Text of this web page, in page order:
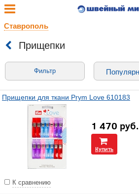
Ставрополь
Прищепки
Фильтр
Прищепки для ткани Prym Love 610183
1 470 руб.
Купить
К сравнению